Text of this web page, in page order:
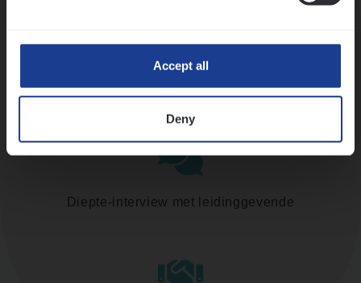
Accept all
Deny
Assessment
Diepte-interview met leidinggevende